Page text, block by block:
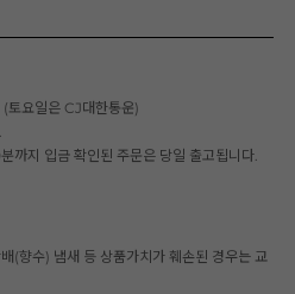
토요일은 CJ대한통운)
까지 입금 확인된 주문은 당일 출고됩니다.
(향수) 냄새 등 상품가치가 훼손된 경우는 교